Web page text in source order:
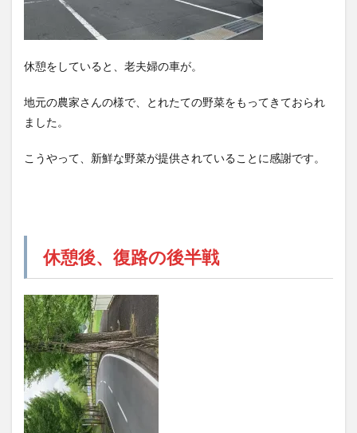
休憩をしていると、老夫婦の車が。
地元の農家さんの様で、とれたての野菜をもってきておられ
ました。
こうやって、新鮮な野菜が提供されていることに感謝です。
休憩後、復路の後半戦